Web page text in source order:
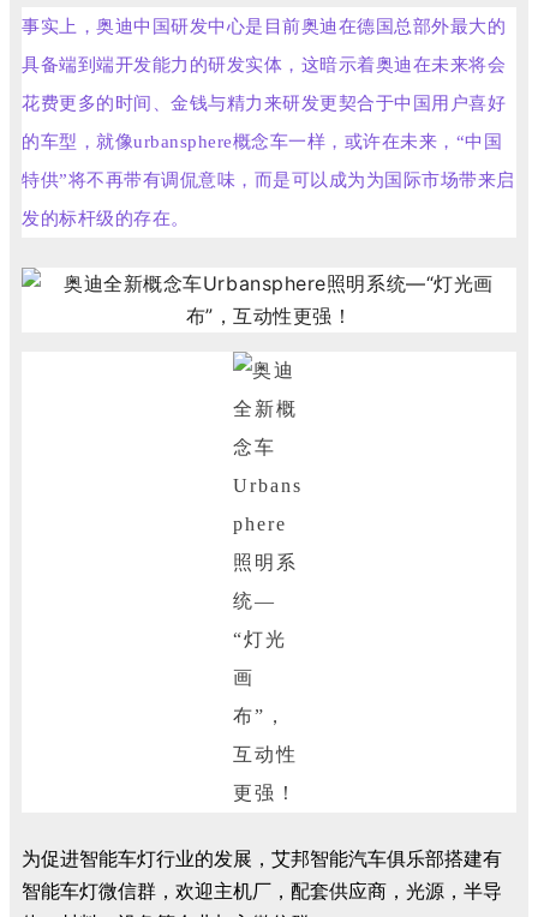
事实上，奥迪中国研发中心是目前奥迪在德国总部外最大的
具备端到端开发能力的研发实体，这暗示着奥迪在未来将会
花费更多的时间、金钱与精力来研发更契合于中国用户喜好
的车型，就像urbansphere概念车一样，或许在未来，“中国
特供”将不再带有调侃意味，而是可以成为为国际市场带来启
发的标杆级的存在。
为促进智能车灯行业的发展，艾邦智能汽车俱乐部搭建有
智能车灯微信群，欢迎主机厂，配套供应商，光源，半导